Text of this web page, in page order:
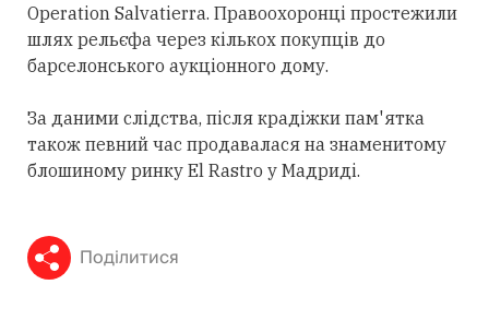
Operation Salvatierra. Правоохоронці простежили
шлях рельєфа через кількох покупців до
барселонського аукціонного дому.
За даними слідства, після крадіжки пам'ятка
також певний час продавалася на знаменитому
блошиному ринку El Rastro у Мадриді.
Поділитися